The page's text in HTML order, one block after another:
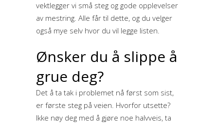
vektlegger vi små steg og gode opplevelser
av mestring. Alle får til dette, og du velger
også mye selv hvor du vil legge listen.
Ønsker du å slippe å
grue deg?
Det å ta tak i problemet nå først som sist,
er første steg på veien. Hvorfor utsette?
Ikke nøy deg med å gjøre noe halvveis, ta